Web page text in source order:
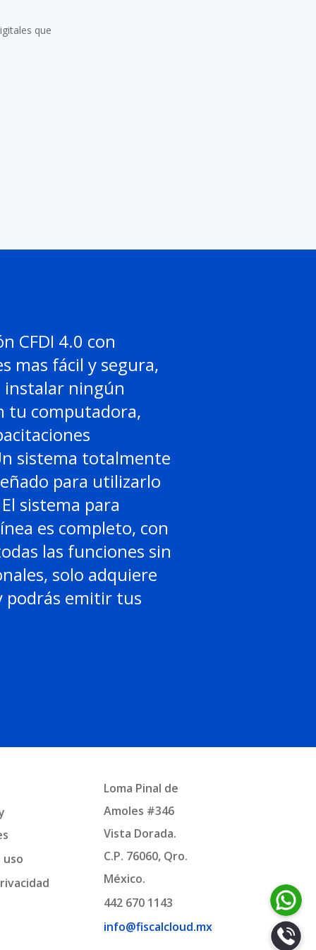
que
CFDI 4.0 con
mas fácil y segura,
instalar ningún
tu computadora,
sistema totalmente
para utilizarlo
sistema para
es completo, con
las funciones sin
solo adquiere
podrás emitir tus
uso
Loma Pinal de
Amoles #346
Vista Dorada.
C.P. 76060, Qro.
México.
442 670 1143
info@fiscalcloud.mx